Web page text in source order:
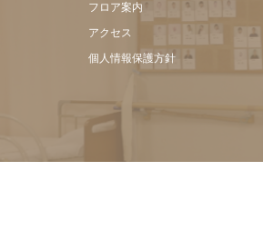
フロア案内
アクセス
個人情報保護方針